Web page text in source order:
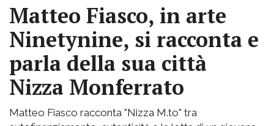
Matteo Fiasco, in arte
Ninetynine, si racconta e
parla della sua città
Nizza Monferrato
Matteo Fiasco racconta "Nizza M.to" tra